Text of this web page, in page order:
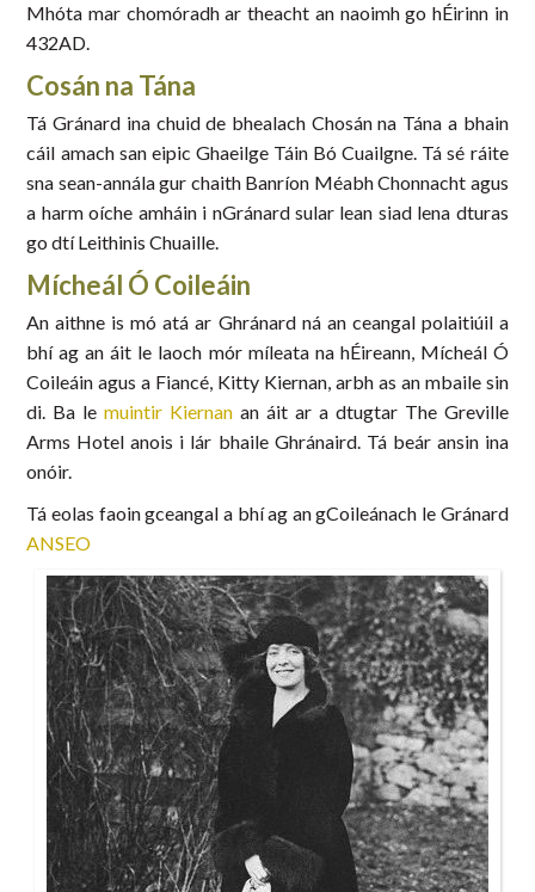
Mhóta mar chomóradh ar theacht an naoimh go hÉirinn in
432AD.
Cosán na Tána
Tá Gránard ina chuid de bhealach Chosán na Tána a bhain
cáil amach san eipic Ghaeilge Táin Bó Cuailgne. Tá sé ráite
sna sean-annála gur chaith Banríon Méabh Chonnacht agus
a harm oíche amháin i nGránard sular lean siad lena dturas
go dtí Leithinis Chuaille.
Mícheál Ó Coileáin
An aithne is mó atá ar Ghránard ná an ceangal polaitiúil a
bhí ag an áit le laoch mór míleata na hÉireann, Mícheál Ó
Coileáin agus a Fiancé, Kitty Kiernan, arbh as an mbaile sin
di. Ba lemuintir Kiernan an áit ar a dtugtar The Greville
Arms Hotel anois i lár bhaile Ghránaird. Tá beár ansin ina
onóir.
Tá eolas faoin gceangal a bhí ag an gCoileánach le Gránard
ANSEO